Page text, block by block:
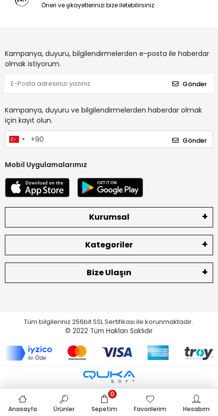
Öneri ve şikayetlerinizi bize iletebilirsiniz.
Kampanya, duyuru, bilgilendirmelerden e-posta ile haberdar
olmak istiyorum.
Gönder
Kampanya, duyuru ve bilgilendirmelerden haberdar olmak
için kayıt olun.
Gönder
Mobil Uygulamalarımız
Kurumsal
Kategoriler
Bize Ulaşın
Tüm bilgileriniz 256bit SSL Sertifikası ile korunmaktadır.
© 2022 Tüm Hakları Saklıdır
Anasayfa Ürünler Sepetim
0
Favorilerim
Hesabım